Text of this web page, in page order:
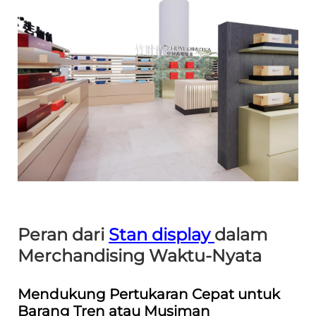
Peran dari Stan display dalam
Merchandising Waktu-Nyata
Mendukung Pertukaran Cepat untuk
Barang Tren atau Musiman